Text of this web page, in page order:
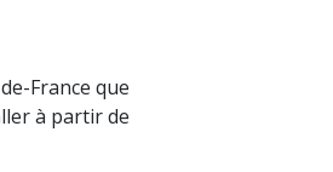
France que
à partir de